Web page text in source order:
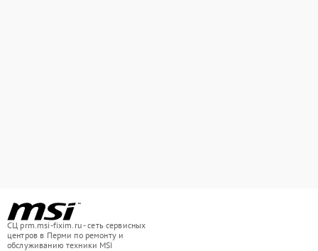
СЦ prm.msi-fixim.ru - сеть сервисных
центров в Перми по ремонту и
обслуживанию техники MSI